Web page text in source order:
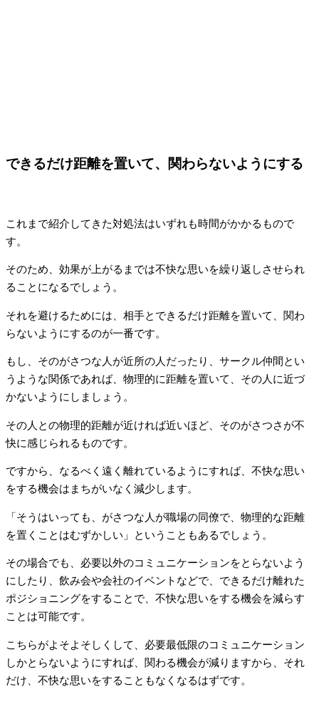
できるだけ距離を置いて、関わらないようにする
これまで紹介してきた対処法はいずれも時間がかかるもので
す。
そのため、効果が上がるまでは不快な思いを繰り返しさせられ
ることになるでしょう。
それを避けるためには、相手とできるだけ距離を置いて、関わ
らないようにするのが一番です。
もし、そのがさつな人が近所の人だったり、サークル仲間とい
うような関係であれば、物理的に距離を置いて、その人に近づ
かないようにしましょう。
その人との物理的距離が近ければ近いほど、そのがさつさが不
快に感じられるものです。
ですから、なるべく遠く離れているようにすれば、不快な思い
をする機会はまちがいなく減少します。
「そうはいっても、がさつな人が職場の同僚で、物理的な距離
を置くことはむずかしい」ということもあるでしょう。
その場合でも、必要以外のコミュニケーションをとらないよう
にしたり、飲み会や会社のイベントなどで、できるだけ離れた
ポジショニングをすることで、不快な思いをする機会を減らす
ことは可能です。
こちらがよそよそしくして、必要最低限のコミュニケーション
しかとらないようにすれば、関わる機会が減りますから、それ
だけ、不快な思いをすることもなくなるはずです。